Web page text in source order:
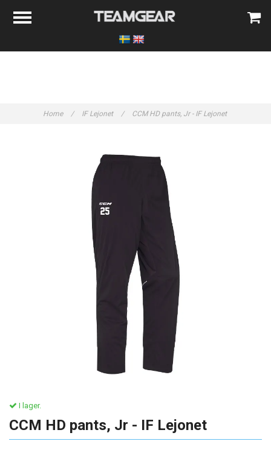
Home / IF Lejonet / CCM HD pants, Jr - IF Lejonet
I lager.
CCM HD pants, Jr - IF Lejonet